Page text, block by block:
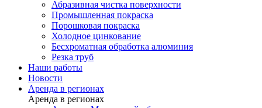
Абразивная чистка поверхности
Промышленная покраска
Порошковая покраска
Холодное цинкование
Бесхроматная обработка алюминия
Резка труб
Наши работы
Новости
Аренда в регионах
Аренда в регионах